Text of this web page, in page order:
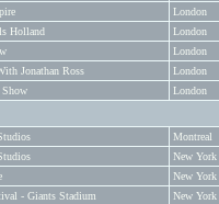
London
Holland London
London
Jonathan Ross London
Show London
Montreal
New York
New York
- Giants Stadium New York